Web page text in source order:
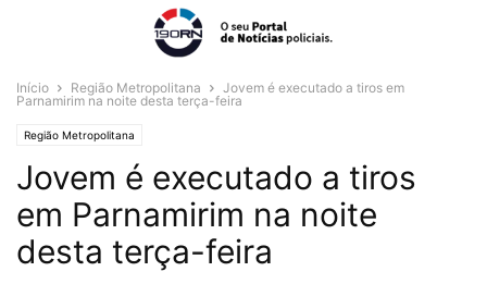
Início Região Metropolitana
Jovem é executado a tiros em
Parnamirim na noite desta terça-feira
Região Metropolitana
Jovem é executado a tiros
em Parnamirim na noite
desta terça-feira